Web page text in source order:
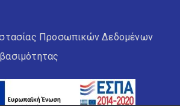
Προσωπικών Δεδομένων